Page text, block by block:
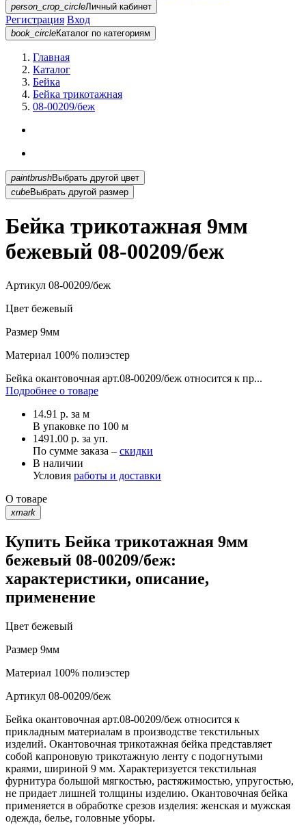
person_crop_circleЛичный кабинет
Регистрация Вход
book_circleКаталог по категориям
Главная
Каталог
Бейка
Бейка трикотажная
08-00209/беж
paintbrush
Выбрать другой цвет
cubeВыбрать другой размер
Бейка трикотажная 9мм
бежевый 08-00209/беж
Артикул 08-00209/беж
Цвет бежевый
Размер 9мм
Материал 100% полиэстер
Бейка окантовочная арт.08-00209/беж относится к пр...
Подробнее о товаре
14.91 р. за м
В упаковке по 100 м
1491.00 р. за уп.
По сумме заказа – скидки
В наличии
Условия работы и доставки
О товаре
xmark
Купить Бейка трикотажная 9мм
бежевый 08-00209/беж:
характеристики, описание,
применение
Цвет бежевый
Размер 9мм
Материал 100% полиэстер
Артикул 08-00209/беж
Бейка окантовочная арт.08-00209/беж относится к
прикладным материалам в производстве текстильных
изделий. Окантовочная трикотажная бейка представляет
собой капроновую трикотажную ленту с подогнутыми
краями, шириной 9 мм. Характеризуется текстильная
фурнитура большой мягкостью, растяжимостью, упругостью,
не придает лишней толщины изделию. Окантовочная бейка
применяется в обработке срезов изделия: женская и мужская
одежда, белье, головные уборы.